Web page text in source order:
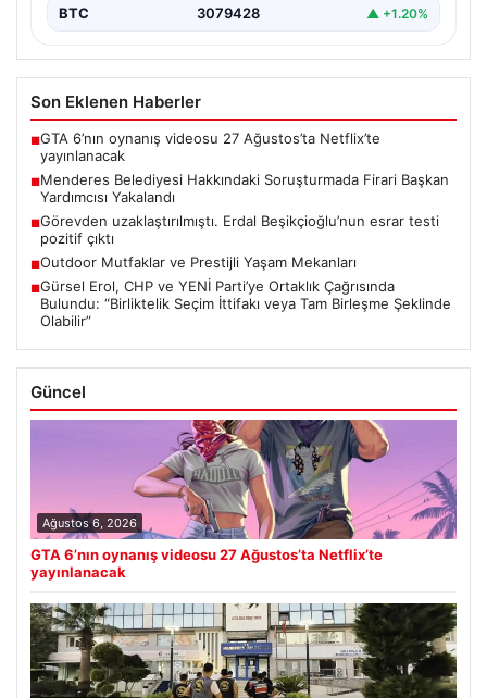
BTC 3079428 ▲ +1.20%
Son Eklenen Haberler
■GTA 6’nın oynanış videosu 27 Ağustos’ta Netflix’te
yayınlanacak
■Menderes Belediyesi Hakkındaki Soruşturmada Firari Başkan
Yardımcısı Yakalandı
■Görevden uzaklaştırılmıştı. Erdal Beşikçioğlu’nun esrar testi
pozitif çıktı
■Outdoor Mutfaklar ve Prestijli Yaşam Mekanları
■Gürsel Erol, CHP ve YENİ Parti’ye Ortaklık Çağrısında
Bulundu: “Birliktelik Seçim İttifakı veya Tam Birleşme Şeklinde
Olabilir”
Güncel
Ağustos 6, 2026
GTA 6’nın oynanış videosu 27 Ağustos’ta Netflix’te
yayınlanacak